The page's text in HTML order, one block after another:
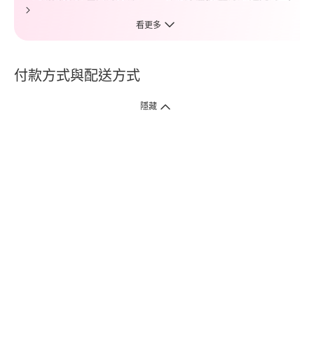
看更多
付款方式與配送方式
隱藏